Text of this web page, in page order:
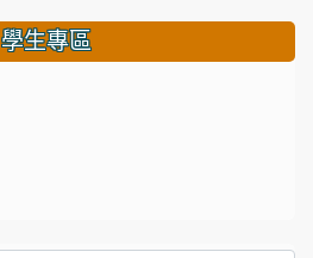
學生專區